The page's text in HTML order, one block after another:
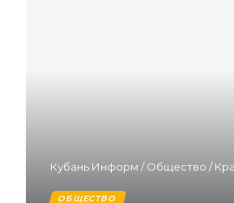
Кубань Информ /Общество /
ОБЩЕСТВО